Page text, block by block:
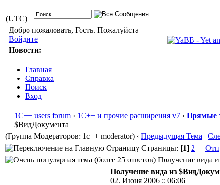
(UTC)
Добро пожаловать, Гость. Пожалуйста
Войдите
Новости:
Главная
Справка
Поиск
Вход
1С++ users forum › 1С++ и прочие расширения v7 › Прямые
$ВидДокумента
(Группа Модераторов: 1c++ moderator) ‹ Предыдущая Тема |
Страницы: [1] 2
Получение вида
Получение вида из
02. Июня 2006 :: 06:06